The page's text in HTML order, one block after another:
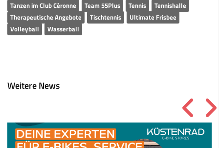
Tanzen im Club Céronne
Team 55Plus Tennis
Tennishalle
Therapeutische Angebote
Tischtennis
Ultimate Frisbee
Volleyball
Wasserball
Weitere News